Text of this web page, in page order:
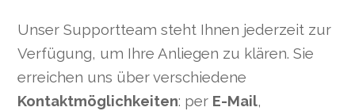
Unser Supportteam steht Ihnen jederzeit zur
Verfügung, um Ihre Anliegen zu klären. Sie
erreichen uns über verschiedene
Kontaktmöglichkeiten: per E-Mail,